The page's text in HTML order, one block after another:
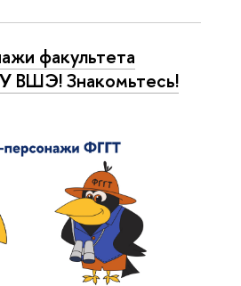
факультета
ВШЭ! Знакомьтесь!